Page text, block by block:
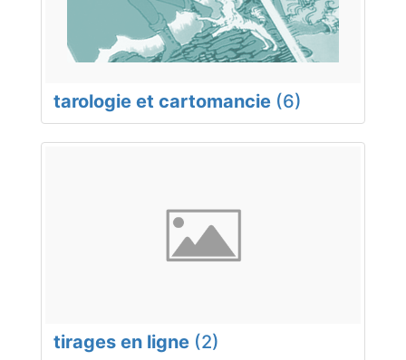
tarologie et cartomancie (6)
tirages en ligne (2)